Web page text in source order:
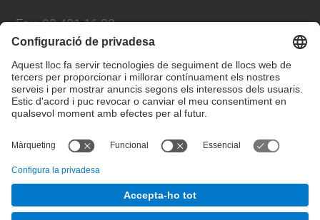
Fax:93 401 16 22
Directori UPC
Formulari de contacte
Servei de Desenvolupament Professional. SDP.